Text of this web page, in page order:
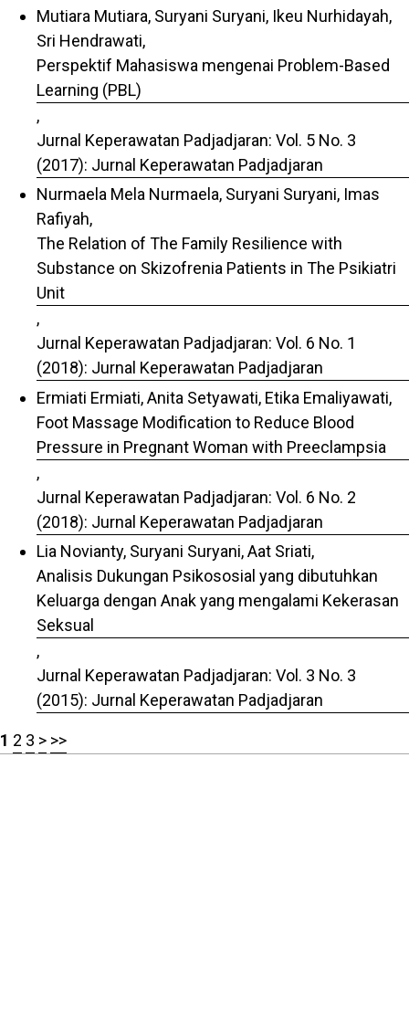
Mutiara Mutiara, Suryani Suryani, Ikeu Nurhidayah,
Sri Hendrawati,
Perspektif Mahasiswa mengenai Problem-Based
Learning (PBL)
,
Jurnal Keperawatan Padjadjaran: Vol. 5 No. 3
(2017): Jurnal Keperawatan Padjadjaran
Nurmaela Mela Nurmaela, Suryani Suryani, Imas
Rafiyah,
The Relation of The Family Resilience with
Substance on Skizofrenia Patients in The Psikiatri
Unit
,
Jurnal Keperawatan Padjadjaran: Vol. 6 No. 1
(2018): Jurnal Keperawatan Padjadjaran
Ermiati Ermiati, Anita Setyawati, Etika Emaliyawati,
Foot Massage Modification to Reduce Blood
Pressure in Pregnant Woman with Preeclampsia
,
Jurnal Keperawatan Padjadjaran: Vol. 6 No. 2
(2018): Jurnal Keperawatan Padjadjaran
Lia Novianty, Suryani Suryani, Aat Sriati,
Analisis Dukungan Psikososial yang dibutuhkan
Keluarga dengan Anak yang mengalami Kekerasan
Seksual
,
Jurnal Keperawatan Padjadjaran: Vol. 3 No. 3
(2015): Jurnal Keperawatan Padjadjaran
1 2 3 > >>